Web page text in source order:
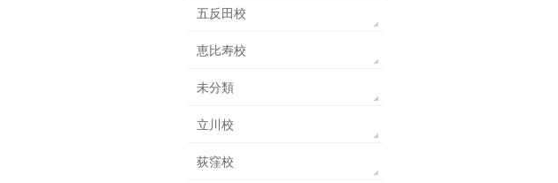
五反田校
恵比寿校
未分類
立川校
荻窪校